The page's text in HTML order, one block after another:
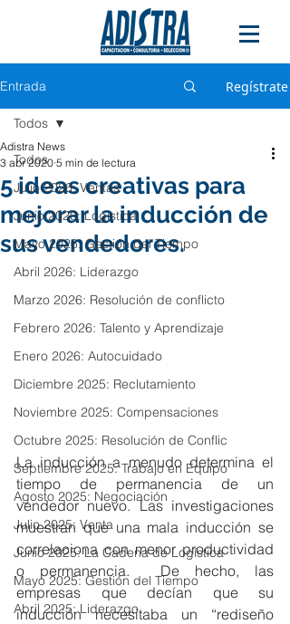
Entrada Regístrate
Todos
Julio 2026: Ventas
Junio 2026: Logística
Mayo 2026: Gestión del Tiempo
Abril 2026: Liderazgo
Marzo 2026: Resolución de conflicto
Febrero 2026: Talento y Aprendizaje
Enero 2026: Autocuidado
Diciembre 2025: Reclutamiento
Noviembre 2025: Compensaciones
Octubre 2025: Resolución de Conflic
Septiembre 2025: Trabajo en Equipo
Agosto 2025: Negociación
Julio 2025: Venta
Junio 2025: La Cadena de Logística
Mayo 2025: Gestión del Tiempo
Abril 2025: Liderazgo
Todos
5 ideas creativas para
mejorar la inducción de
sus vendedores.
Adistra News
3 abr 2020 5 min de lectura
La inducción a menudo determina el
tiempo de permanencia de un
vendedor nuevo. Las investigaciones
muestran que una mala inducción se
correlaciona con menor productividad
o permanencia.  De hecho, las
empresas que decían que su
inducción necesitaba un “rediseño